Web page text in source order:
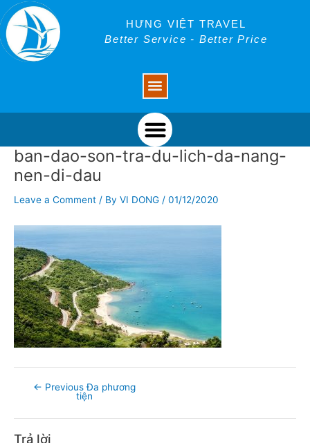
Skip
to
content
HƯNG VIỆT TRAVEL
Better Service - Better Price
Menu
ban-dao-son-tra-du-lich-da-nang-
nen-di-dau
Leave a Comment / By VI DONG / 01/12/2020
Post
navigation
← Previous Đa phương
tiện
Trả lời